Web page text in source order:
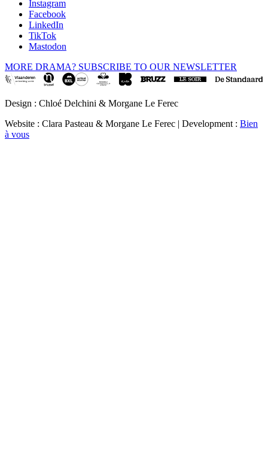
Instagram
Facebook
LinkedIn
TikTok
Mastodon
MORE DRAMA? SUBSCRIBE TO OUR NEWSLETTER
Design : Chloé Delchini & Morgane Le Ferec
Website : Clara Pasteau & Morgane Le Ferec | Development : Bien
à vous